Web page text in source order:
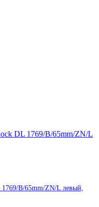
1769/B/65mm/ZN/L левый,